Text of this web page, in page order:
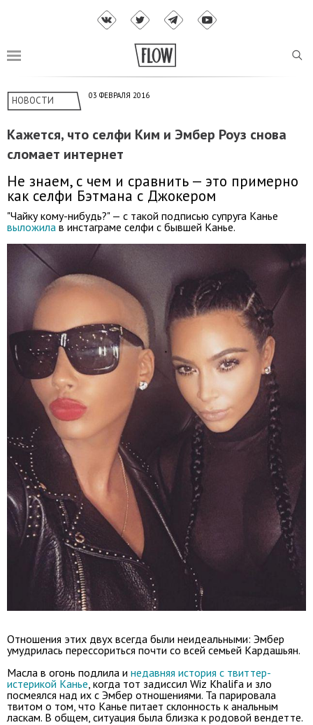
НОВОСТИ 03 ФЕВРАЛЯ 2016
Кажется, что селфи Ким и Эмбер Роуз снова
сломает интернет
Не знаем, с чем и сравнить — это примерно
как селфи Бэтмана с Джокером
"Чайку кому-нибудь?" — с такой подписью супруга Канье
выложила в инстаграме селфи с бывшей Канье.
Отношения этих двух всегда были неидеальными: Эмбер
умудрилась перессориться почти со всей семьей Кардашьян.
Масла в огонь подлила и недавняя история с твиттер-
истерикой Канье , когда тот задиссил Wiz Khalifa и зло
посмеялся над их с Эмбер отношениями. Та парировала
твитом о том, что Канье питает склонность к анальным
ласкам. В общем, ситуация была близка к родовой вендетте.